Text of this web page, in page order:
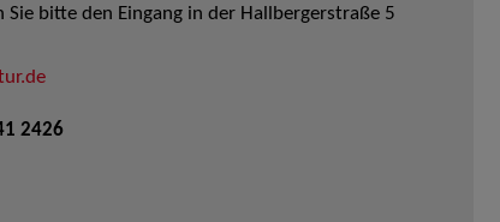
bitte den Eingang in der Hallbergerstraße 5
2426